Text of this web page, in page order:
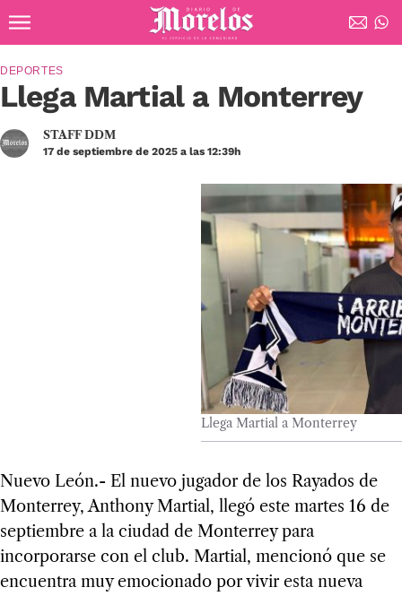
Diario de Morelos
Llega Martial a Monterrey
DEPORTES
STAFF DDM
17 de septiembre de 2025 a las 12:39h
Llega Martial a Monterrey
Nuevo León.- El nuevo jugador de los Rayados de
Monterrey, Anthony Martial, llegó este martes 16 de
septiembre a la ciudad de Monterrey para
incorporarse con el club. Martial, mencionó que se
encuentra muy emocionado por vivir esta nueva